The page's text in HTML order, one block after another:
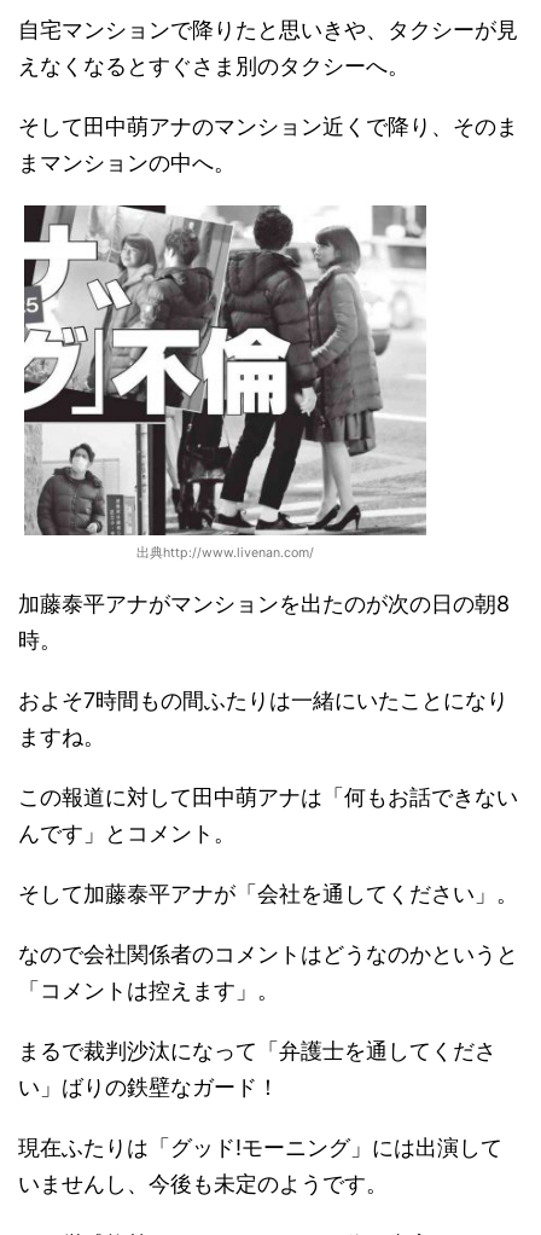
自宅マンションで降りたと思いきや、タクシーが見
えなくなるとすぐさま別のタクシーへ。
そして田中萌アナのマンション近くで降り、そのま
まマンションの中へ。
出典http://www.livenan.com/
加藤泰平アナがマンションを出たのが次の日の朝8
時。
およそ7時間もの間ふたりは一緒にいたことになり
ますね。
この報道に対して田中萌アナは「何もお話できない
んです」とコメント。
そして加藤泰平アナが「会社を通してください」。
なので会社関係者のコメントはどうなのかというと
「コメントは控えます」。
まるで裁判沙汰になって「弁護士を通してくださ
い」ばりの鉄壁なガード！
現在ふたりは「グッド!モーニング」には出演して
いませんし、今後も未定のようです。